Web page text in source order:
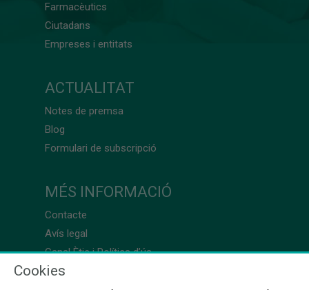
Farmacèutics
Ciutadans
Empreses i entitats
ACTUALITAT
Notes de premsa
Blog
Formulari de subscripció
MÉS INFORMACIÓ
Contacte
Avís legal
Canal Ètic i Política d’ús
Cookies